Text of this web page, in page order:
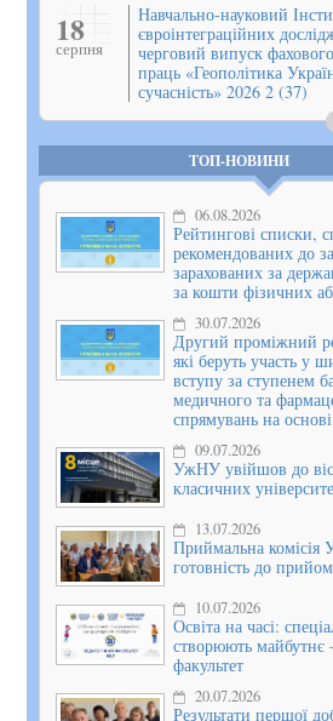
18
серпня
Навчально-науковий
євроінтеграційних
черговий випуск
праць «Геополітика
сучасність» 2026 2 (37)
ТОП-НОВИНИ
06.08.2026
Рейтингові списки,
рекомендованих до
зарахованих за
за кошти фізичних
30.07.2026
Другий проміжний
які беруть участь у
вступу за ступенем
медичного та
спрямувань на
09.07.2026
УжНУ увійшов до
класичних
13.07.2026
Приймальна
готовність до
10.07.2026
Освіта на часі:
створюють майбутнє
факультет
20.07.2026
Результати першої